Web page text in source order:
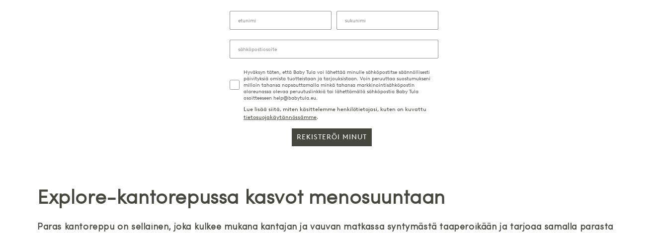
Hyväksyn täten, että Baby Tula voi lähettää minulle sähköpostitse säännöllisesti
päivityksiä omista tuotteistaan ja tarjouksistaan. Voin peruuttaa suostumukseni
milloin tahansa napsauttamalla minkä tahansa markkinointisähköpostin
alareunassa olevaa peruutuslinkkiä tai lähettämällä sähköpostia Baby Tula
osoitteeseen help@babytula.eu.
Lue lisää siitä, miten käsittelemme henkilötietojasi, kuten on kuvattu
tietosuojakäytännössämme.
REKISTERÖI MINUT
Explore-kantorepussa kasvot menosuuntaan
Paras kantoreppu on sellainen, joka kulkee mukana kantajan ja vauvan matkassa syntymästä taaperoikään ja tarjoaa samalla parasta